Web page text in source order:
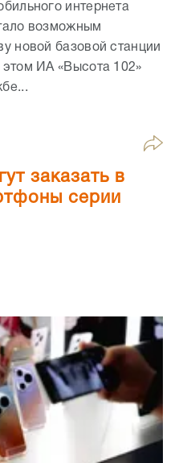
интернета
возможным
новой базовой станции
ИА «Высота 102»
заказать в
серии